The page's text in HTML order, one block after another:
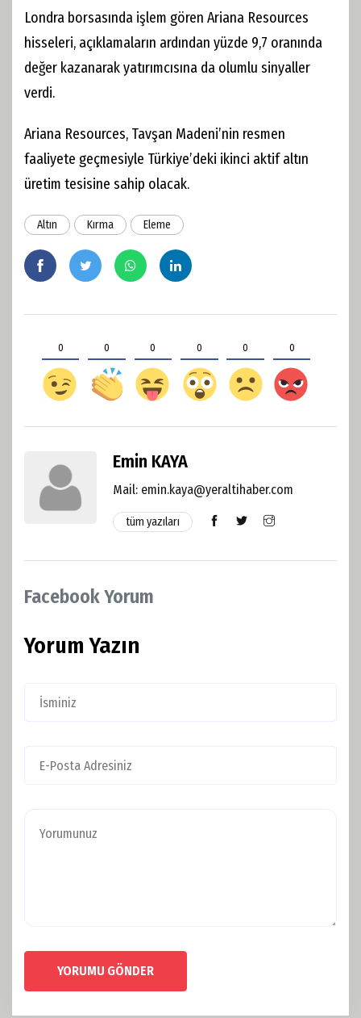
Londra borsasında işlem gören Ariana Resources
hisseleri, açıklamaların ardından yüzde 9,7 oranında
değer kazanarak yatırımcısına da olumlu sinyaller
verdi.
Ariana Resources, Tavşan Madeni’nin resmen
faaliyete geçmesiyle Türkiye’deki ikinci aktif altın
üretim tesisine sahip olacak.
Altın Kırma Eleme
0 0 0 0 0 0
Emin KAYA
Mail: emin.kaya@yeraltihaber.com
tüm yazıları
Facebook Yorum
Yorum Yazın
YORUMU GÖNDER